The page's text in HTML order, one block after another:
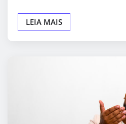
LEIA MAIS